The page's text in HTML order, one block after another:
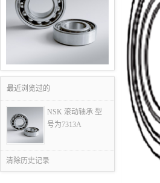
最近浏览过的
NSK 滚动轴承 型
号为7313A
清除历史记录